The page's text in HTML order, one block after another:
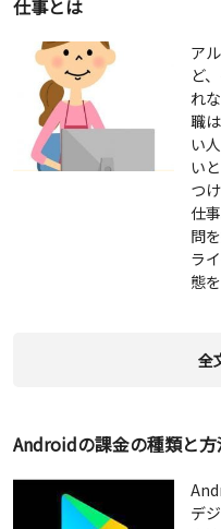
仕事とは
ア
ど
れ
職
い
い
つ
仕
問
ラ
態
全
Androidの課金の種類と
デ